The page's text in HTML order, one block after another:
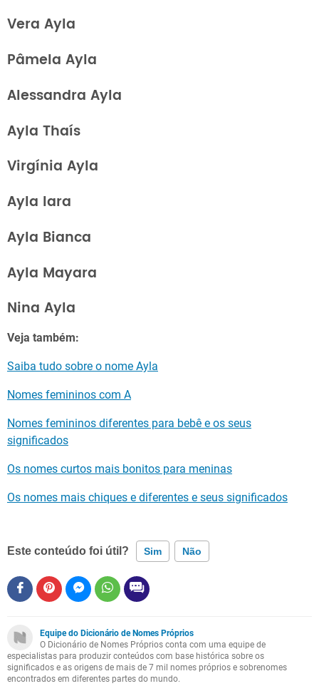
Vera Ayla
Pâmela Ayla
Alessandra Ayla
Ayla Thaís
Virgínia Ayla
Ayla Iara
Ayla Bianca
Ayla Mayara
Nina Ayla
Veja também:
Saiba tudo sobre o nome Ayla
Nomes femininos com A
Nomes femininos diferentes para bebê e os seus
significados
Os nomes curtos mais bonitos para meninas
Os nomes mais chiques e diferentes e seus significados
Este conteúdo foi útil? Sim Não
Este conteúdo contém informação incorreta
Outro
Equipe do Dicionário de Nomes Próprios
O Dicionário de Nomes Próprios conta com uma equipe de
especialistas para produzir conteúdos com base histórica sobre os
significados e as origens de mais de 7 mil nomes próprios e sobrenomes
encontrados em diferentes partes do mundo.